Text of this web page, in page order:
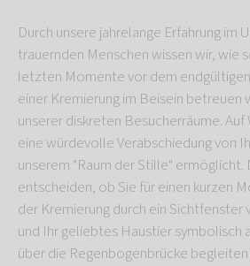
Durch unsere jahrelange Erfahrung im
trauernden Menschen wissen wir, wie
letzten Momente vor dem
einer Kremierung im Beisein betreuen
unserer diskreten Besucherräume. Auf
eine würdevolle Verabschiedung von
unserem "Raum der Stille" ermöglicht.
entscheiden, ob Sie für einen kurzen
der Kremierung durch ein
und Ihr geliebtes Haustier symbolisch
über die Regenbogenbrücke